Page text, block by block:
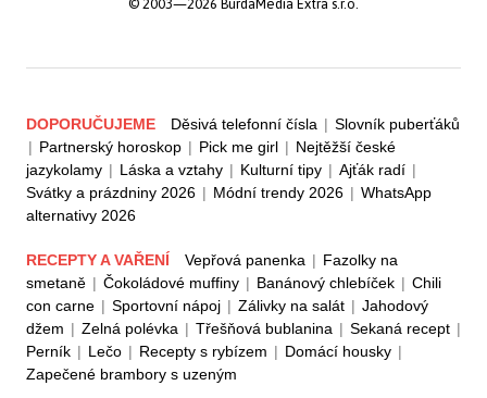
© 2003—2026 BurdaMedia Extra s.r.o.
DOPORUČUJEME Děsivá telefonní čísla | Slovník puberťáků
| Partnerský horoskop | Pick me girl | Nejtěžší české
jazykolamy | Láska a vztahy | Kulturní tipy | Ajťák radí |
Svátky a prázdniny 2026 | Módní trendy 2026 | WhatsApp
alternativy 2026
RECEPTY A VAŘENÍ Vepřová panenka | Fazolky na
smetaně | Čokoládové muffiny | Banánový chlebíček | Chili
con carne | Sportovní nápoj | Zálivky na salát | Jahodový
džem | Zelná polévka | Třešňová bublanina | Sekaná recept |
Perník | Lečo | Recepty s rybízem | Domácí housky |
Zapečené brambory s uzeným